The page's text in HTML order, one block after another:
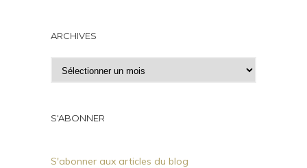
ARCHIVES
r
h
e
S'ABONNER
S'abonner aux articles du blog